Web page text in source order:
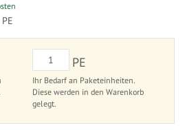
PE
Ihr Bedarf an Paketeinheiten.
Diese werden in den Warenkorb
gelegt.